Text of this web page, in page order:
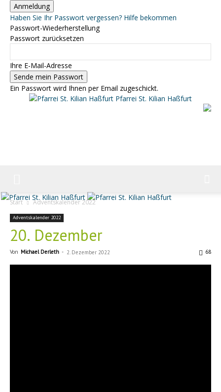
Haben Sie Ihr Passwort vergessen? Hilfe bekommen
Passwort-Wiederherstellung
Passwort zurücksetzen
Ihre E-Mail-Adresse
Ein Passwort wird Ihnen per Email zugeschickt.
Pfarrei St. Kilian Haßfurt
Start Adventskalender 2022
Adventskalender 2022
20. Dezember
Von Michael Derleth - 2. Dezember 2022 68